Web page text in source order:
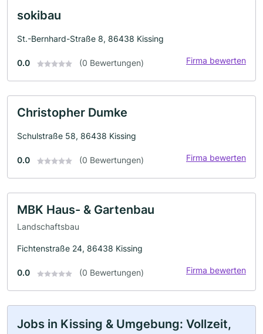
sokibau
St.-Bernhard-Straße 8, 86438 Kissing
0.0 (0 Bewertungen) Firma bewerten
Christopher Dumke
Schulstraße 58, 86438 Kissing
0.0 (0 Bewertungen) Firma bewerten
MBK Haus- & Gartenbau
Landschaftsbau
Fichtenstraße 24, 86438 Kissing
0.0 (0 Bewertungen) Firma bewerten
Jobs in Kissing & Umgebung: Vollzeit,